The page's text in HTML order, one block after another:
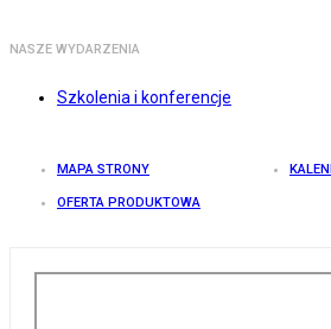
NASZE WYDARZENIA
Szkolenia i konferencje
MAPA STRONY
OFERTA PRODUKTOWA